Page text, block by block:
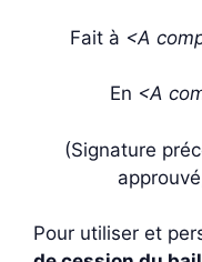
Fait à <A
En <A
(Signature
Pour utiliser et